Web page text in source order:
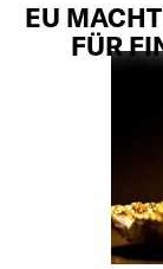
EU
FÜR